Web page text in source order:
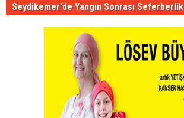
Seydikemer'de Yangın Sonrası Seferberlik